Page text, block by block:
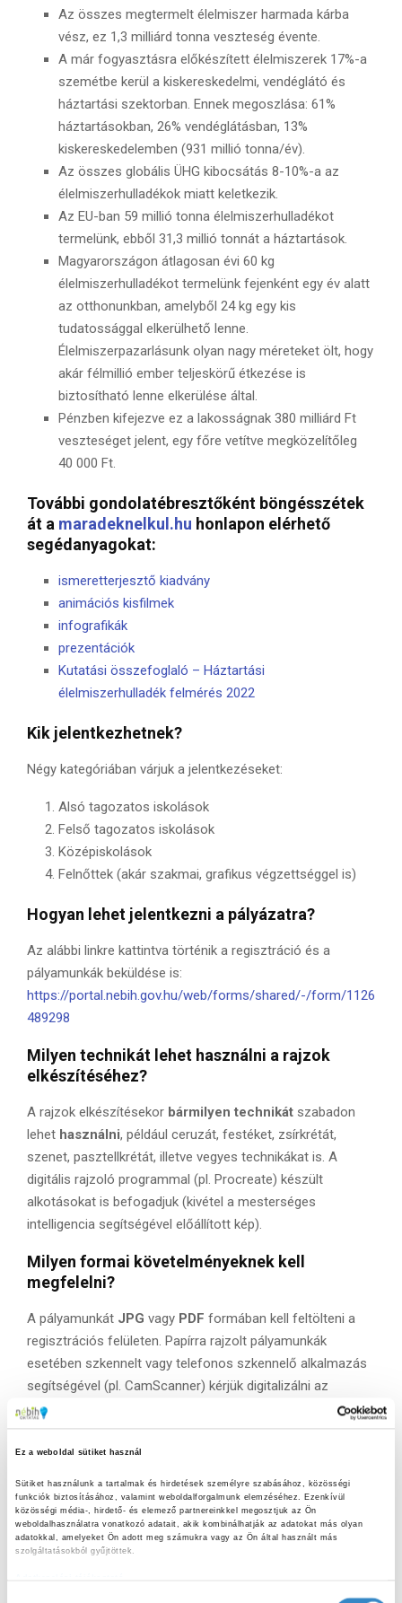
Ez a weboldal sütiket használ
Sütiket használunk a tartalmak és hirdetések személyre szabásához, közösségi
funkciók biztosításához, valamint weboldalforgalmunk elemzéséhez. Ezenkívül
közösségi média-, hirdető- és elemező partnereinkkel megosztjuk az Ön
weboldalhasználatra vonatkozó adatait, akik kombinálhatják az adatokat más olyan
adatokkal, amelyeket Ön adott meg számukra vagy az Ön által használt más
szolgáltatásokból gyűjtöttek.
Az összes megtermelt élelmiszer harmada kárba
vész, ez 1,3 milliárd tonna veszteség évente.
A már fogyasztásra előkészített élelmiszerek 17%-a
szemétbe kerül a kiskereskedelmi, vendéglátó és
háztartási szektorban. Ennek megoszlása: 61%
háztartásokban, 26% vendéglátásban, 13%
kiskereskedelemben (931 millió tonna/év).
Az összes globális ÜHG kibocsátás 8-10%-a az
élelmiszerhulladékok miatt keletkezik.
Az EU-ban 59 millió tonna élelmiszerhulladékot
termelünk, ebből 31,3 millió tonnát a háztartások.
Magyarországon átlagosan évi 60 kg
élelmiszerhulladékot termelünk fejenként egy év alatt
az otthonunkban, amelyből 24 kg egy kis
tudatossággal elkerülhető lenne.
Élelmiszerpazarlásunk olyan nagy méreteket ölt, hogy
akár félmillió ember teljeskörű étkezése is
biztosítható lenne elkerülése által.
Pénzben kifejezve ez a lakosságnak 380 milliárd Ft
veszteséget jelent, egy főre vetítve megközelítőleg
40 000 Ft.
További gondolatébresztőként böngésszétek
át a maradeknelkul.hu honlapon elérhető
segédanyagokat:
ismeretterjesztő kiadvány
animációs kisfilmek
infografikák
prezentációk
Kutatási összefoglaló – Háztartási
élelmiszerhulladék felmérés 2022
Kik jelentkezhetnek?
Négy kategóriában várjuk a jelentkezéseket:
Alsó tagozatos iskolások
Felső tagozatos iskolások
Középiskolások
Felnőttek (akár szakmai, grafikus végzettséggel is)
Hogyan lehet jelentkezni a pályázatra?
Az alábbi linkre kattintva történik a regisztráció és a
pályamunkák beküldése is:
https://portal.nebih.gov.hu/web/forms/shared/-/form/1126
489298
Milyen technikát lehet használni a rajzok
elkészítéséhez?
A rajzok elkészítésekor bármilyen technikát szabadon
lehet használni, például ceruzát, festéket, zsírkrétát,
szenet, pasztellkrétát, illetve vegyes technikákat is. A
digitális rajzoló programmal (pl. Procreate) készült
alkotásokat is befogadjuk (kivétel a mesterséges
intelligencia segítségével előállított kép).
Milyen formai követelményeknek kell
megfelelni?
A pályamunkát JPG vagy PDF formában kell feltölteni a
regisztrációs felületen. Papírra rajzolt pályamunkák
esetében szkennelt vagy telefonos szkennelő alkalmazás
segítségével (pl. CamScanner) kérjük digitalizálni az
alkotásokat. A beküldött képen ne látszódjon a környezet
(pl. asztalterítő, ágynemű), csak a rajzlap. Maximum
fájlméret:1,5 MB, a felbontás pedig legalább
legyen.
Milyen módon történik a pályázatok
értékelése?